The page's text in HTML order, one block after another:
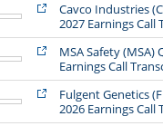
Cavco Industries
2027 Earnings Call
MSA Safety (MSA)
Earnings Call
Fulgent Genetics
2026 Earnings Call